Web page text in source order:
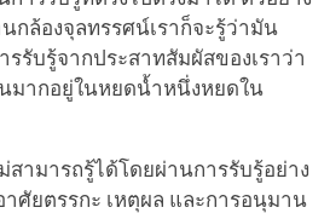
กล้องจุลทรรศน์เราก็จะรู้ว่ามัน
รรับรู้จากประสาทสัมผัสของเราว่า
มากอยู่ในหยดน้ำหนึ่งหยดใน
สามารถรู้ได้โดยผ่านการรับรู้อย่าง
าศัยตรรกะ เหตุผล และการอนุมาน